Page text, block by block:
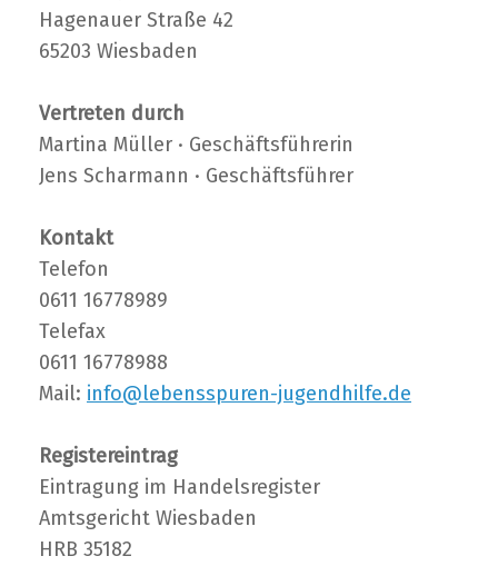
Hagenauer Straße 42
65203 Wiesbaden
Vertreten durch
Martina Müller · Geschäftsführerin
Jens Scharmann · Geschäftsführer
Kontakt
Telefon
0611 16778989
Telefax
0611 16778988
Mail: info@lebensspuren-jugendhilfe.de
Registereintrag
Eintragung im Handelsregister
Amtsgericht Wiesbaden
HRB 35182